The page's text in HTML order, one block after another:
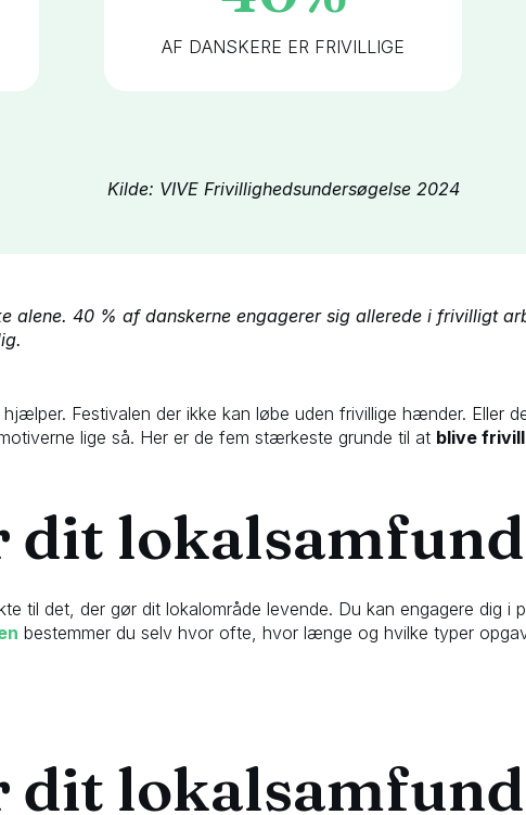
AF DANSKERE ER FRIVILLIGE
Kilde: VIVE Frivillighedsundersøgelse 2024
alene. 40 % af danskerne engagerer sig allerede i frivilligt
Festivalen der ikke kan løbe uden frivillige hænder. Eller
lige så. Her er de fem stærkeste grunde til at blive
dit lokalsamfund
til det, der gør dit lokalområde levende. Du kan engagere dig i
bestemmer du selv hvor ofte, hvor længe og hvilke typer
dit lokalsamfund